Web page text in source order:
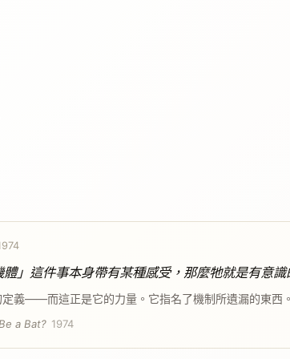
」這件事本身帶有某種感受，那麼牠就是有意識
定義——而這正是它的力量。它指名了機制所遺漏的東西
a Bat? 1974